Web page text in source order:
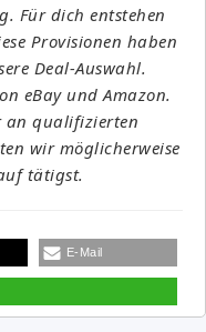
Für dich entstehen
Provisionen haben
Deal-Auswahl.
eBay und Amazon.
an qualifizierten
wir möglicherweise
tätigst.
E-Mail